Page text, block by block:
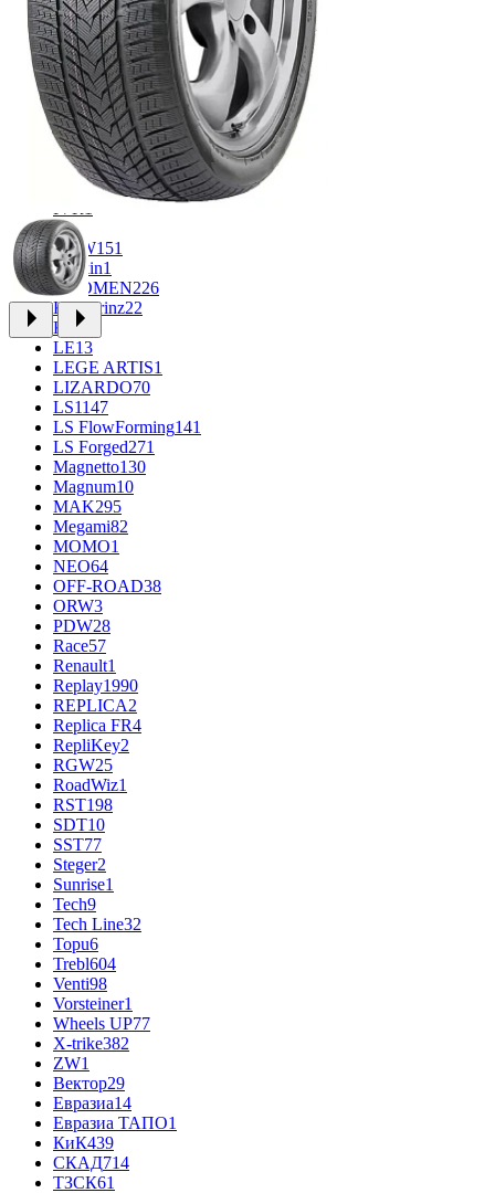
CROSS_STREET30
Eurodisk1
FF34
FR REPLICA7
GR71
Grizzly3
iFree1007
iFree Original53
Ikon1
INFORGED1
K72
KDW151
Keskin1
KHOMEN226
Kronprinz22
KT23
LE13
LEGE ARTIS1
LIZARDO70
LS1147
LS FlowForming141
LS Forged271
Magnetto130
Magnum10
MAK295
Megami82
MOMO1
NEO64
OFF-ROAD38
ORW3
PDW28
Race57
Renault1
Replay1990
REPLICA2
Replica FR4
RepliKey2
RGW25
RoadWiz1
RST198
SDT10
SST77
Steger2
Sunrise1
Tech9
Tech Line32
Topu6
Trebl604
Venti98
Vorsteiner1
Wheels UP77
X-trike382
ZW1
Вектор29
Евразиа14
Евразиа ТАПО1
КиК439
СКАД714
ТЗСК61